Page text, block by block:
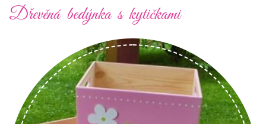
Dřevěná bedýnka s kytičkami